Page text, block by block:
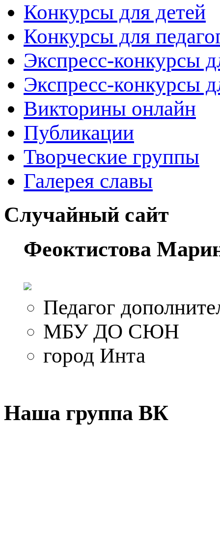
Конкурсы для детей
Конкурсы для
Экспресс-конкурсы
Экспресс-конкурсы
Викторины онлайн
Публикации
Творческие группы
Галерея славы
Случайный сайт
Феоктистова
Педагог
МБУ ДО СЮН
город Инта
Наша группа ВК